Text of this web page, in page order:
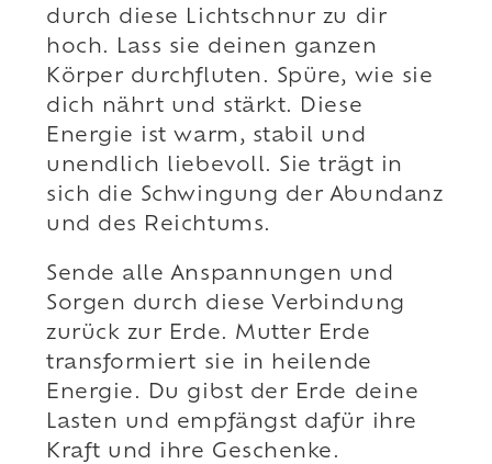
durch diese Lichtschnur zu dir
hoch. Lass sie deinen ganzen
Körper durchfluten. Spüre, wie sie
dich nährt und stärkt. Diese
Energie ist warm, stabil und
unendlich liebevoll. Sie trägt in
sich die Schwingung der Abundanz
und des Reichtums.
Sende alle Anspannungen und
Sorgen durch diese Verbindung
zurück zur Erde. Mutter Erde
transformiert sie in heilende
Energie. Du gibst der Erde deine
Lasten und empfängst dafür ihre
Kraft und ihre Geschenke.